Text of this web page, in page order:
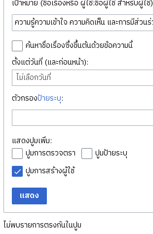
เป้าหมาย (ชื่อเรื่องหรือ ผู้ใช้:ชื่อผู้ใช้ สำหรับผู้ใช้):
ค้นหาชื่อเรื่องซึ่งขึ้นต้นด้วยข้อความนี้
ตั้งแต่วันที่ (และก่อนหน้า):
ไม่เลือกวันที่
ตัวกรองป้ายระบุ:
แสดงปูมเพิ่ม:
ปูมการตรวจตรา
ปูมป้ายระบุ
ปูมการสร้างผู้ใช้
แสดง
ไม่พบรายการตรงกันในปูม